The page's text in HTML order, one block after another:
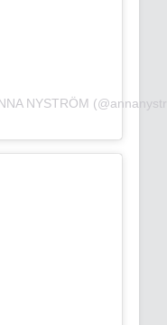
NYSTRÖM